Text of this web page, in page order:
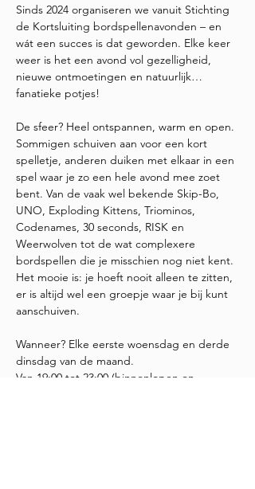
Sinds 2024 organiseren we vanuit Stichting
de Kortsluiting bordspellenavonden – en
wát een succes is dat geworden. Elke keer
weer is het een avond vol gezelligheid,
nieuwe ontmoetingen en natuurlijk…
fanatieke potjes!
De sfeer? Heel ontspannen, warm en open.
Sommigen schuiven aan voor een kort
spelletje, anderen duiken met elkaar in een
spel waar je zo een hele avond mee zoet
bent. Van de vaak wel bekende Skip-Bo,
UNO, Exploding Kittens, Triominos,
Codenames, 30 seconds, RISK en
Weerwolven tot de wat complexere
bordspellen die je misschien nog niet kent.
Het mooie is: je hoeft nooit alleen te zitten,
er is altijd wel een groepje waar je bij kunt
aanschuiven.
Wanneer? Elke eerste woensdag en derde
dinsdag van de maand.
Van 19:00 tot 23:00 (binnenlopen en